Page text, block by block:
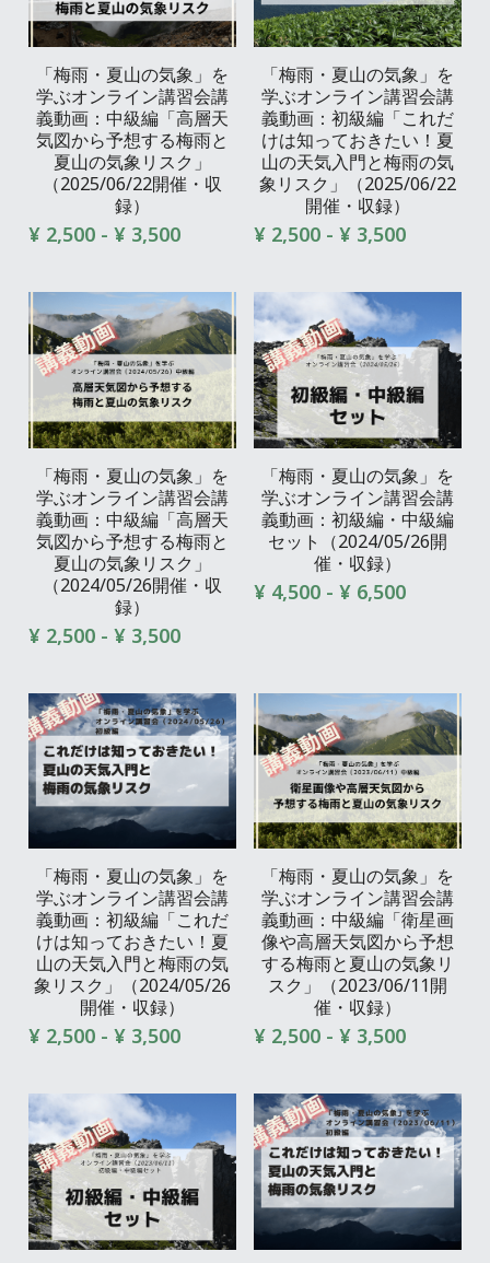
「梅雨・夏山の気象」を
学ぶオンライン講習会講
義動画：中級編「高層天
気図から予想する梅雨と
夏山の気象リスク」
（2025/06/22開催・収
録）
¥ 2,500 - ¥ 3,500
「梅雨・夏山の気象」を
学ぶオンライン講習会講
義動画：初級編「これだ
けは知っておきたい！夏
山の天気入門と梅雨の気
象リスク」（2025/06/22
開催・収録）
¥ 2,500 - ¥ 3,500
「梅雨・夏山の気象」を
学ぶオンライン講習会講
義動画：中級編「高層天
気図から予想する梅雨と
夏山の気象リスク」
（2024/05/26開催・収
録）
¥ 2,500 - ¥ 3,500
「梅雨・夏山の気象」を
学ぶオンライン講習会講
義動画：初級編・中級編
セット（2024/05/26開
催・収録）
¥ 4,500 - ¥ 6,500
「梅雨・夏山の気象」を
学ぶオンライン講習会講
義動画：初級編「これだ
けは知っておきたい！夏
山の天気入門と梅雨の気
象リスク」（2024/05/26
開催・収録）
¥ 2,500 - ¥ 3,500
「梅雨・夏山の気象」を
学ぶオンライン講習会講
義動画：中級編「衛星画
像や高層天気図から予想
する梅雨と夏山の気象リ
スク」（2023/06/11開
催・収録）
¥ 2,500 - ¥ 3,500